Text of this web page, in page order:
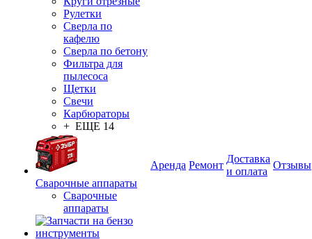
Рулетки
Сверла по
кафелю
Сверла по бетону
Фильтра для
пылесоса
Щетки
Свечи
Карбюраторы
+ ЕЩЕ 14
Сварочные аппараты
Сварочные
аппараты
Аренда Ремонт
Доставка
и оплата
Отзывы